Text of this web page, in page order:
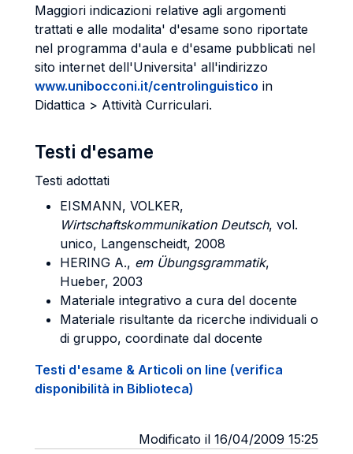
Maggiori indicazioni relative agli argomenti
trattati e alle modalita' d'esame sono riportate
nel programma d'aula e d'esame pubblicati nel
sito internet dell'Universita' all'indirizzo
www.unibocconi.it/centrolinguistico in
Didattica > Attività Curriculari.
Testi d'esame
Testi adottati
EISMANN, VOLKER,
Wirtschaftskommunikation Deutsch, vol.
unico, Langenscheidt, 2008
HERING A., em Übungsgrammatik,
Hueber, 2003
Materiale integrativo a cura del docente
Materiale risultante da ricerche individuali o
di gruppo, coordinate dal docente
Testi d'esame & Articoli on line (verifica
disponibilità in Biblioteca)
Modificato il 16/04/2009 15:25